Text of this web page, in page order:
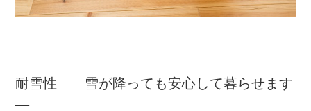
耐雪性 ―雪が降っても安心して暮らせます
―